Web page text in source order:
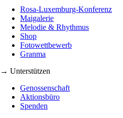
Rosa-Luxemburg-Konferenz
Maigalerie
Melodie & Rhythmus
Shop
Fotowettbewerb
Granma
→ Unterstützen
Genossenschaft
Aktionsbüro
Spenden